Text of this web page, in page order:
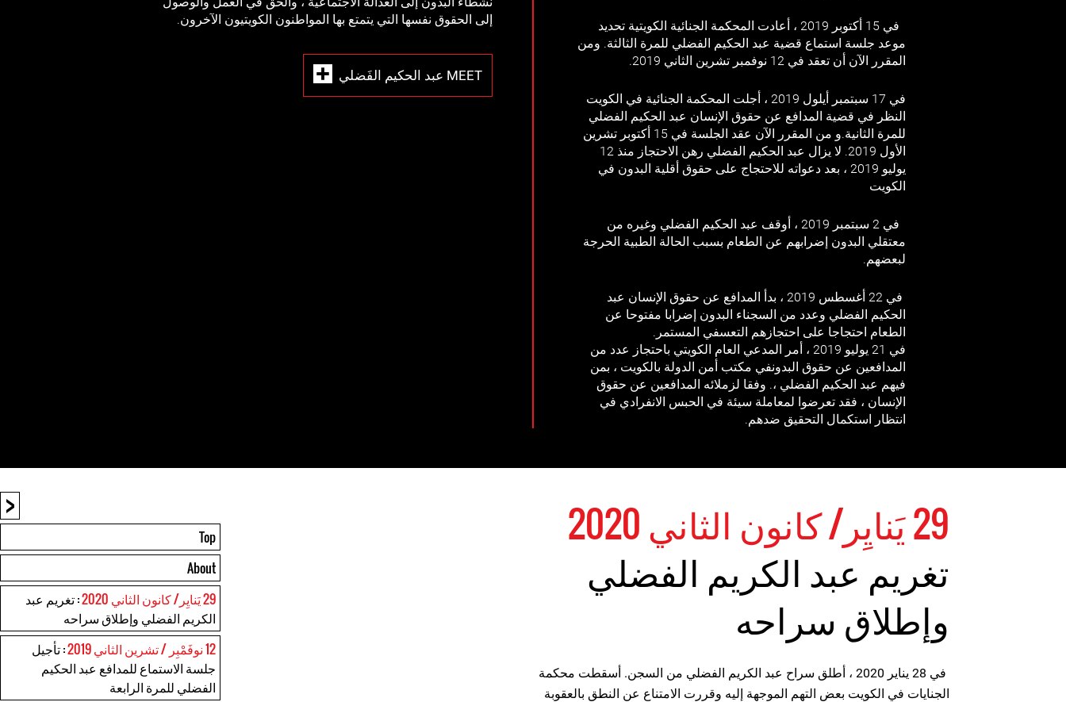
في 15 أكتوبر 2019 ، أعادت المحكمة الجنائية الكويتية تحديد
موعد جلسة استماع قضية عبد الحكيم الفضلي للمرة الثالثة. ومن
المقرر الآن أن تعقد في 12 نوفمبر تشرين الثاني 2019.
في 17 سبتمبر أيلول 2019 ، أجلت المحكمة الجنائية في الكويت
النظر في قضية المدافع عن حقوق الإنسان عبد الحكيم الفضلي
للمرة الثانية.و من المقرر الآن عقد الجلسة في 15 أكتوبر تشرين
الأول 2019. لا يزال عبد الحكيم الفضلي رهن الاحتجاز منذ 12
يوليو 2019 ، بعد دعواته للاحتجاج على حقوق أقلية البدون في
الكويت
في 2 سبتمبر 2019 ، أوقف عبد الحكيم الفضلي وغيره من
معتقلي البدون إضرابهم عن الطعام بسبب الحالة الطبية الحرجة
لبعضهم.
في 22 أغسطس 2019 ، بدأ المدافع عن حقوق الإنسان عبد
الحكيم الفضلي وعدد من السجناء البدون إضرابا مفتوحا عن
الطعام احتجاجا على احتجازهم التعسفي المستمر.
في 21 يوليو 2019 ، أمر المدعي العام الكويتي باحتجاز عدد من
المدافعين عن حقوق البدونفي مكتب أمن الدولة بالكويت ، بمن
فيهم عبد الحكيم الفضلي ،. وفقا لزملائه المدافعين عن حقوق
الإنسان ، فقد تعرضوا لمعاملة سيئة في الحبس الانفرادي في
انتظار استكمال التحقيق ضدهم.
إلى الحقوق نفسها التي يتمتع بها المواطنون الكويتيون الآخرون.
MEET عبد الحكيم الفَضلي
<
Top
About
29 يَنايِر/ كانون الثاني 2020
: تغريم عبد
الكريم الفضلي وإطلاق سراحه
12 نوفَمْبِر / تشرين الثاني 2019
: تأجيل
جلسة الاستماع للمدافع عبد الحكيم
الفضلي للمرة الرابعة
29 يَنايِر/ كانون الثاني 2020
تغريم عبد الكريم الفضلي
وإطلاق سراحه
في 28 يناير 2020 ، أطلق سراح عبد الكريم الفضلي من السجن. أسقطت محكمة
الجنايات في الكويت بعض التهم الموجهة إليه وقررت الامتناع عن النطق بالعقوبة